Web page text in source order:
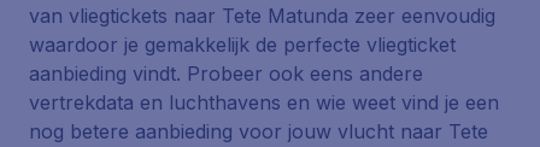
van vliegtickets naar Tete Matunda zeer eenvoudig
waardoor je gemakkelijk de perfecte vliegticket
aanbieding vindt. Probeer ook eens andere
vertrekdata en luchthavens en wie weet vind je een
nog betere aanbieding voor jouw vlucht naar Tete